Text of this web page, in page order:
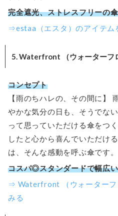
完全遮光、ストレスフリーの
⇒estaa（エスタ）のアイテム
5. Waterfront （ウォーターフ
コンセプト
【雨のちハレの、その間に】
やかな気分の日も、そうでな
って思っていただける傘をつ
したと心から喜んでいただけ
は、そんな感動を呼ぶ傘です。
コスパ◎スタンダードで幅広
⇒ Waterfront （ウォーターフ
みる